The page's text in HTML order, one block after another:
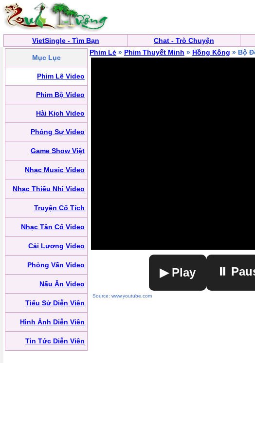
VietSingle - Tìm Bạn Chat - Trò Chuyện
Mục Lục
Phim Lẽ Video
Phim Bộ Video
Hài Kịch Video
Phóng Sự Video
Game Show Việt
Nhạc Music Video
Nhạc Thiếu Nhi Video
Truyện Cổ Tích
Nhạc Tân Cổ Video
Cải Lương Video
Phỏng Vấn Video
Nấu Ăn Video
Tiểu Sử Diễn Viên
Hình Ảnh Diễn Viên
Tin Tức Diễn Viên
Phim Lẻ » Phim Thuyết Minh » Hồng Kông » Bộ
▶ Play ⏸
Source: www.youtube.com